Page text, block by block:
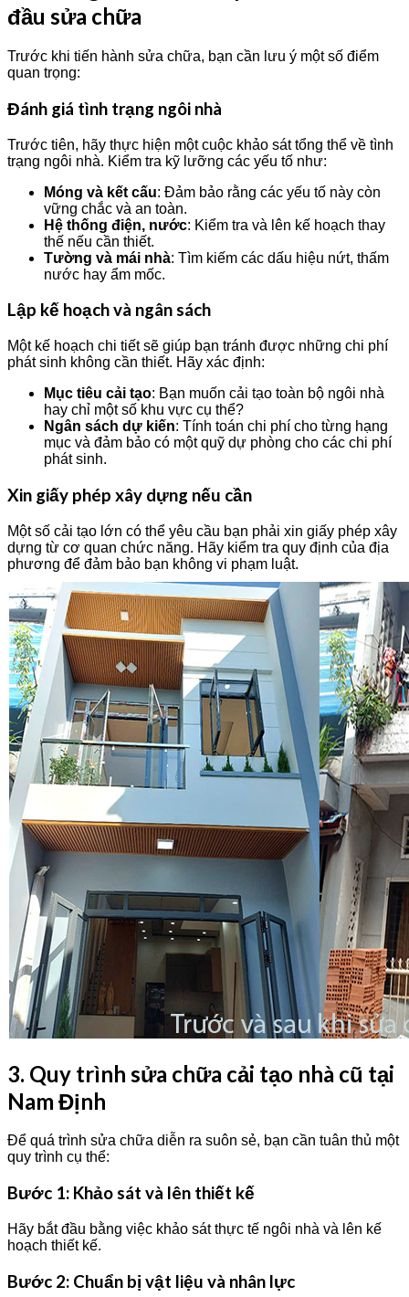
đầu sửa chữa
Trước khi tiến hành sửa chữa, bạn cần lưu ý một số điểm
quan trọng:
Đánh giá tình trạng ngôi nhà
Trước tiên, hãy thực hiện một cuộc khảo sát tổng thể về tình
trạng ngôi nhà. Kiểm tra kỹ lưỡng các yếu tố như:
Móng và kết cấu: Đảm bảo rằng các yếu tố này còn
vững chắc và an toàn.
Hệ thống điện, nước: Kiểm tra và lên kế hoạch thay
thế nếu cần thiết.
Tường và mái nhà: Tìm kiếm các dấu hiệu nứt, thấm
nước hay ẩm mốc.
Lập kế hoạch và ngân sách
Một kế hoạch chi tiết sẽ giúp bạn tránh được những chi phí
phát sinh không cần thiết. Hãy xác định:
Mục tiêu cải tạo: Bạn muốn cải tạo toàn bộ ngôi nhà
hay chỉ một số khu vực cụ thể?
Ngân sách dự kiến: Tính toán chi phí cho từng hạng
mục và đảm bảo có một quỹ dự phòng cho các chi phí
phát sinh.
Xin giấy phép xây dựng nếu cần
Một số cải tạo lớn có thể yêu cầu bạn phải xin giấy phép xây
dựng từ cơ quan chức năng. Hãy kiểm tra quy định của địa
phương để đảm bảo bạn không vi phạm luật.
3. Quy trình sửa chữa cải tạo nhà cũ tại
Nam Định
Để quá trình sửa chữa diễn ra suôn sẻ, bạn cần tuân thủ một
quy trình cụ thể:
Bước 1: Khảo sát và lên thiết kế
Hãy bắt đầu bằng việc khảo sát thực tế ngôi nhà và lên kế
hoạch thiết kế.
Bước 2: Chuẩn bị vật liệu và nhân lực